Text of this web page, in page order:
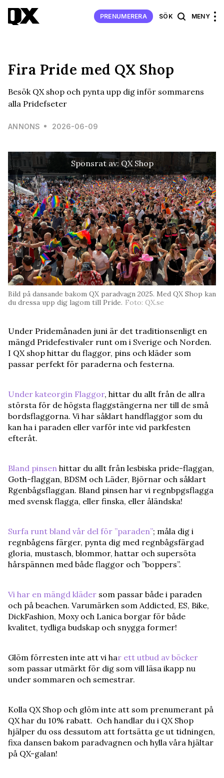
PRENUMERERA SÖK MENY
Fira Pride med QX Shop
Besök QX shop och pynta upp dig inför sommarens
alla Pridefseter
ANNONS 2026-06-09
Sponsrat av: QX Shop
Bild på dansande bakom QX paradvagn 2025. Med QX Shop kan
du dressa upp dig lagom till Pride. Foto: QX.se
Under Pridemånaden juni är det traditionsenligt en
mängd Pridefestivaler runt om i Sverige och Norden.
I QX shop hittar du flaggor, pins och kläder som
passar perfekt för paraderna och festerna.
Under kateorgin Flaggor, hittar du allt från de allra
största för de högsta flaggstängerna ner till de små
bordsflaggorna. Vi har såklart handflaggor som du
kan ha i paraden eller varför inte vid parkfesten
efteråt.
Bland pinsen hittar du allt från lesbiska pride-flaggan,
Goth-flaggan, BDSM och Läder, Björnar och såklart
Rgenbågsflaggan. Bland pinsen har vi regnbpgsflagga
med svensk flagga, eller finska, eller åländska!
Surfa runt bland vår del för ”paraden”; måla dig i
regnbågens färger, pynta dig med regnbågsfärgad
gloria, mustasch, blommor, hattar och supersöta
hårspännen med både flaggor och ”boppers”.
Vi har en mängd kläder som passar både i paraden
och på beachen. Varumärken som Addicted, ES, Bike,
DickFashion, Moxy och Lanica borgar för både
kvalitet, tydliga budskap och snygga former!
Glöm förresten inte att vi har ett utbud av böcker
som passar utmärkt för dig som vill läsa ikapp nu
under sommaren och semestrar.
Kolla QX Shop och glöm inte att som prenumerant på
QX har du 10% rabatt. Och handlar du i QX Shop
hjälper du oss dessutom att fortsätta ge ut tidningen,
fixa dansen bakom paradvagnen och hylla våra hjältar
på QX-galan!